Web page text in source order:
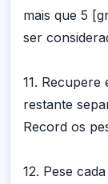
mais que 5
ser
11.
restante
Record os
12. Pese